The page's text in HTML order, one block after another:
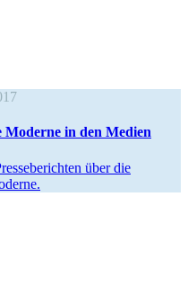
Moderne in den Medien
über die